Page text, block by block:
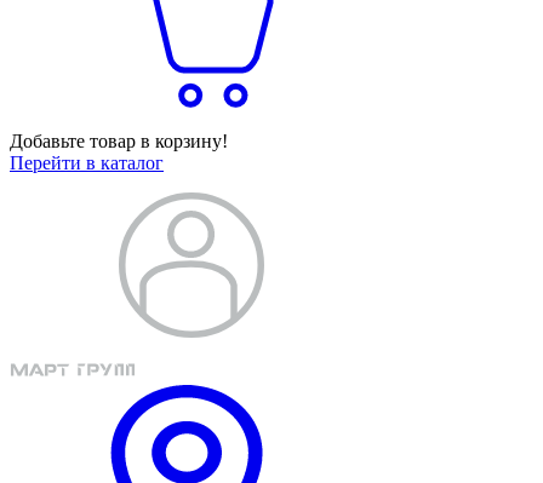
Добавьте товар в корзину!
Перейти в каталог